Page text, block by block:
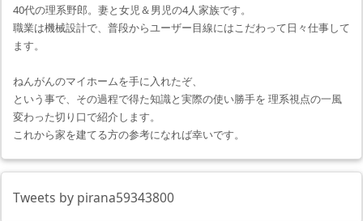
40代の理系野郎。妻と女児＆男児の4人家族です。
職業は機械設計で、普段からユーザー目線にはこだわって日々仕事して
ます。
ねんがんのマイホームを手に入れたぞ、
という事で、その過程で得た知識と実際の使い勝手を 理系視点の一風
変わった切り口で紹介します。
これから家を建てる方の参考になれば幸いです。
Tweets by pirana59343800